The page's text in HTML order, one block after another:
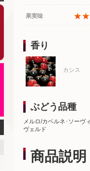
果実味
香り
カシス
ぶどう品種
メルロ/カベルネ･ソーヴ
ヴェルド
商品説明